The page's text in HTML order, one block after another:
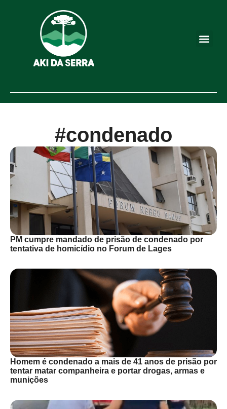
#condenado
PM cumpre mandado de prisão de condenado por
tentativa de homicídio no Forum de Lages
Homem é condenado a mais de 41 anos de prisão por
tentar matar companheira e portar drogas, armas e
munições